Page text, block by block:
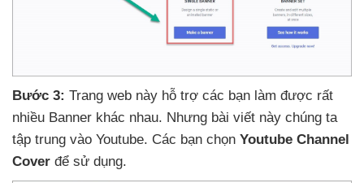
Bước 3: Trang web này hỗ trợ các bạn làm được rất
nhiều Banner khác nhau. Nhưng bài viết này chúng ta
tập trung vào Youtube. Các bạn chọn Youtube Channel
Cover để sử dụng.